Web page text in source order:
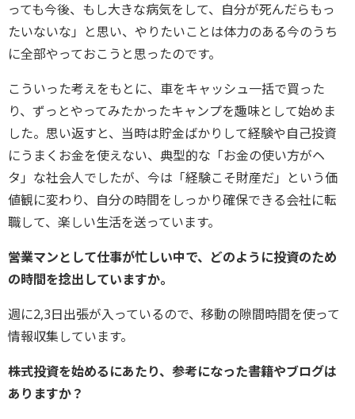
っても今後、もし大きな病気をして、自分が死んだらもっ
たいないな」と思い、やりたいことは体力のある今のうち
に全部やっておこうと思ったのです。
こういった考えをもとに、車をキャッシュ一括で買った
り、ずっとやってみたかったキャンプを趣味として始めま
した。思い返すと、当時は貯金ばかりして経験や自己投資
にうまくお金を使えない、典型的な「お金の使い方がヘ
タ」な社会人でしたが、今は「経験こそ財産だ」という価
値観に変わり、自分の時間をしっかり確保できる会社に転
職して、楽しい生活を送っています。
――営業マンとして仕事が忙しい中で、どのように投資のため
の時間を捻出していますか。
週に2,3日出張が入っているので、移動の隙間時間を使って
情報収集しています。
――株式投資を始めるにあたり、参考になった書籍やブログは
ありますか？